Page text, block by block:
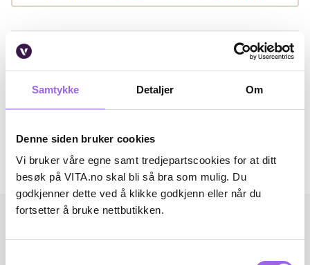
Samtykke Detaljer Om
Denne siden bruker cookies
Vi bruker våre egne samt tredjepartscookies for at ditt
besøk på VITA.no skal bli så bra som mulig. Du
godkjenner dette ved å klikke godkjenn eller når du
fortsetter å bruke nettbutikken.
Beskrivelse
Artikkelnummer: 374265
Omtaler
Andre har også kjøpt..